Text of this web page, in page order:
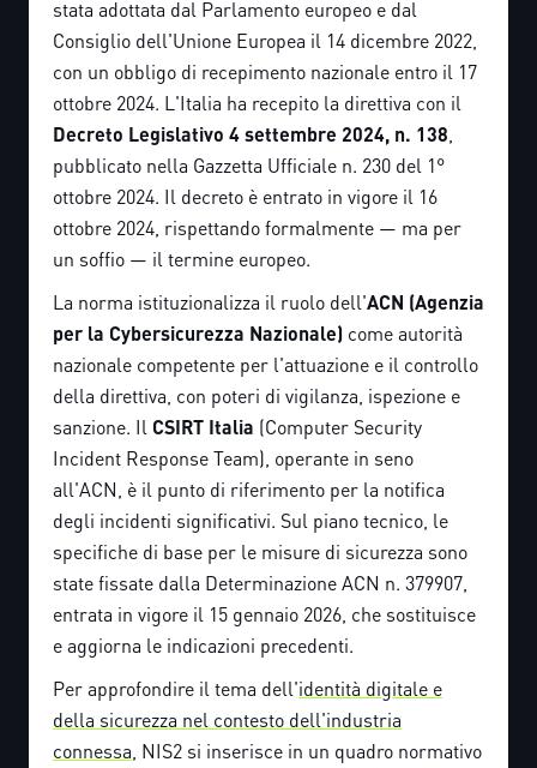
stata adottata dal Parlamento europeo e dal
Consiglio dell'Unione Europea il 14 dicembre 2022,
con un obbligo di recepimento nazionale entro il 17
ottobre 2024. L'Italia ha recepito la direttiva con il
Decreto Legislativo 4 settembre 2024, n. 138
pubblicato nella Gazzetta Ufficiale n. 230 del 1°
ottobre 2024. Il decreto è entrato in vigore il 16
ottobre 2024, rispettando formalmente — ma per
un soffio — il termine europeo.
La norma istituzionalizza il ruolo dell'ACN (Agenzia
per la Cybersicurezza Nazionale) come autorità
nazionale competente per l'attuazione e il controllo
della direttiva, con poteri di vigilanza, ispezione e
sanzione. Il CSIRT Italia (Computer Security
Incident Response Team), operante in seno
all'ACN, è il punto di riferimento per la notifica
degli incidenti significativi. Sul piano tecnico, le
specifiche di base per le misure di sicurezza sono
state fissate dalla Determinazione ACN n. 379907,
entrata in vigore il 15 gennaio 2026, che sostituisce
e aggiorna le indicazioni precedenti.
Per approfondire il tema dell'identità digitale e
della sicurezza nel contesto dell'industria
connessa , NIS2 si inserisce in un quadro normativo